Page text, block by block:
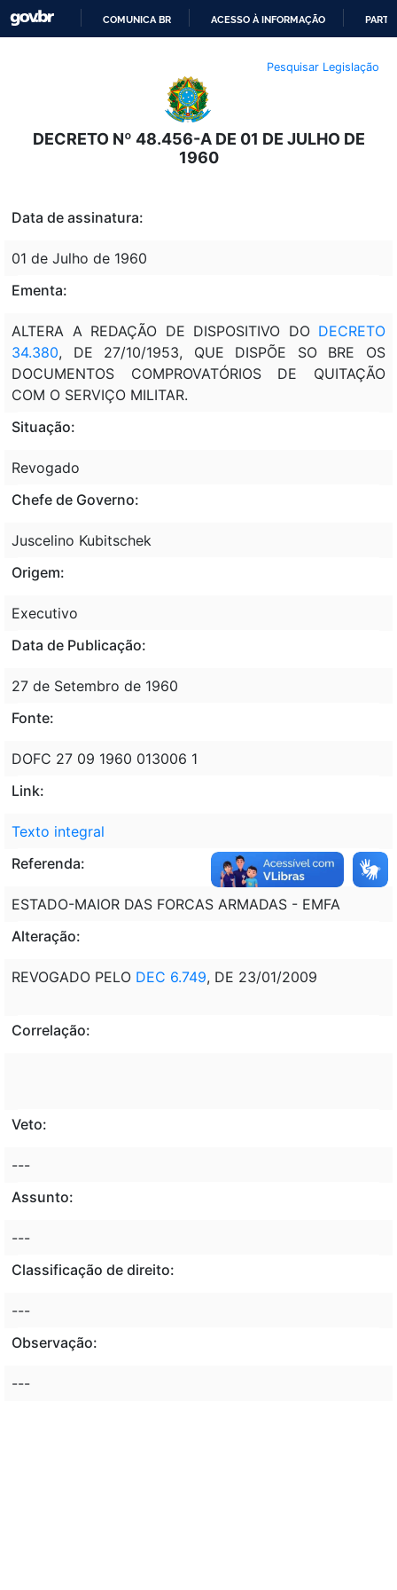
O
CONTEÚDO
COMUNICA BR ACESSO À INFORMAÇÃO
Pesquisar Legislação
DECRETO Nº 48.456-A DE 01 DE JULHO DE
1960
Data de assinatura:
01 de Julho de 1960
Ementa:
ALTERA A REDAÇÃO DE DISPOSITIVO DO DECRETO
34.380, DE 27/10/1953, QUE DISPÕE SO BRE OS
DOCUMENTOS COMPROVATÓRIOS DE QUITAÇÃO
COM O SERVIÇO MILITAR.
Situação:
Revogado
Chefe de Governo:
Juscelino Kubitschek
Origem:
Executivo
Data de Publicação:
27 de Setembro de 1960
Fonte:
DOFC 27 09 1960 013006 1
Link:
Texto integral
Referenda:
ESTADO-MAIOR DAS FORCAS ARMADAS - EMFA
Alteração:
REVOGADO PELO DEC 6.749, DE 23/01/2009
Correlação:
Veto:
---
Assunto:
---
Classificação de direito:
---
Observação:
---